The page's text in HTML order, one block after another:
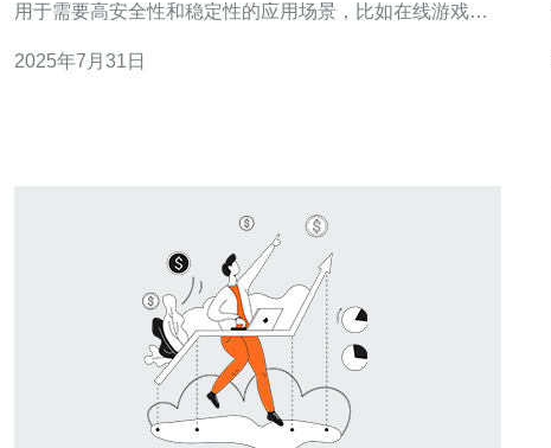
用于需要高安全性和稳定性的应用场景，比如在线游戏、
2025年7月31日